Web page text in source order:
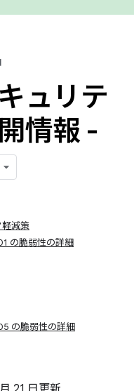
ュリテ
情報 -
減策
の脆弱性の詳細
の脆弱性の詳細